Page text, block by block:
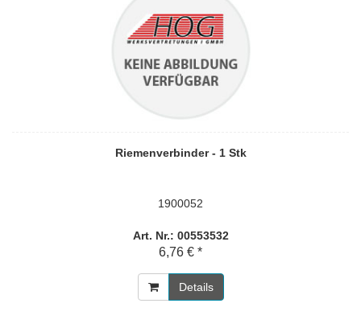
Riemenverbinder - 1 Stk
1900052
Art. Nr.: 00553532
6,76 € *
Details